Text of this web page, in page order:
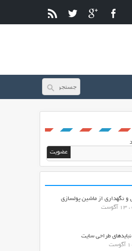
و نگهداری از ماشین پولسازی
نبایدهای طراحی سایت